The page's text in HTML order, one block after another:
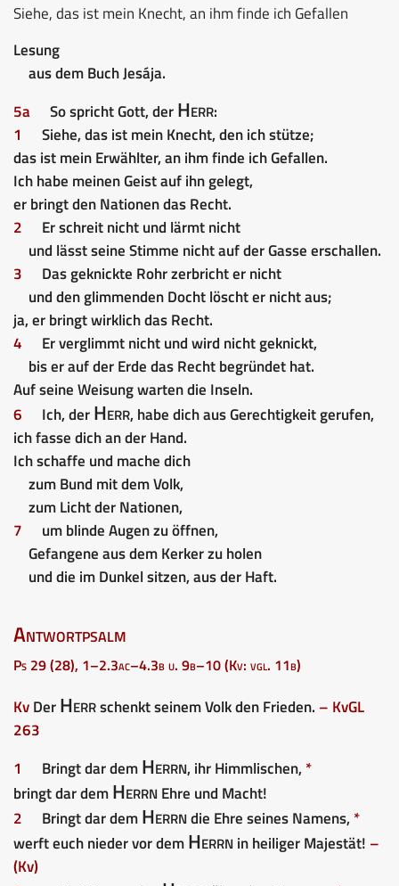
Siehe, das ist mein Knecht, an ihm finde ich Gefallen
Lesung
aus dem Buch Jesája.
5a
So spricht Gott, derHerr:
1
Siehe, das ist mein Knecht, den ich stütze;
das ist mein Erwählter, an ihm finde ich Gefallen.
Ich habe meinen Geist auf ihn gelegt,
er bringt den Nationen das Recht.
2
Er schreit nicht und lärmt nicht
und lässt seine Stimme nicht auf der Gasse erschallen.
3
Das geknickte Rohr zerbricht er nicht
und den glimmenden Docht löscht er nicht aus;
ja, er bringt wirklich das Recht.
4
Er verglimmt nicht und wird nicht geknickt,
bis er auf der Erde das Recht begründet hat.
Auf seine Weisung warten die Inseln.
6
Ich, derHerr, habe dich aus Gerechtigkeit gerufen,
ich fasse dich an der Hand.
Ich schaffe und mache dich
zum Bund mit dem Volk,
zum Licht der Nationen,
7
um blinde Augen zu öffnen,
Gefangene aus dem Kerker zu holen
und die im Dunkel sitzen, aus der Haft.
Antwortpsalm
Ps 29 (28), 1–2.3ac–4.3b u. 9b–10 (Kv: vgl. 11b)
KvDerHerrschenkt seinem Volk den Frieden. – KvGL
263
1
Bringt dar demHerrn, ihr Himmlischen, *
bringt dar demHerrnEhre und Macht!
2
Bringt dar demHerrndie Ehre seines Namens, *
werft euch nieder vor demHerrnin heiliger Majestät! –
(Kv)